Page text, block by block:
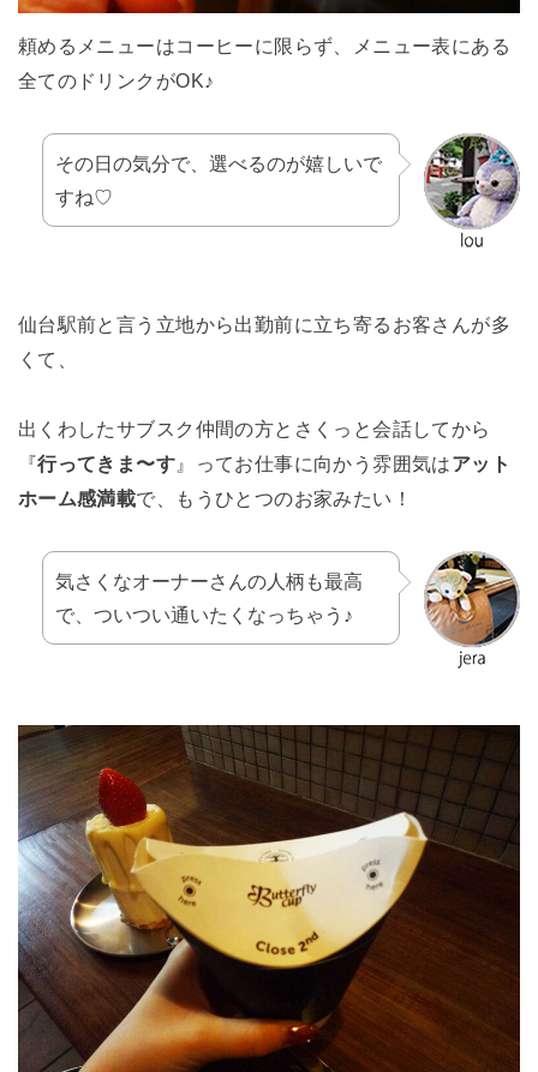
頼めるメニューはコーヒーに限らず、メニュー表にある
全てのドリンクがOK♪
その日の気分で、選べるのが嬉しいで
すね♡
仙台駅前と言う立地から出勤前に立ち寄るお客さんが多
くて、
出くわしたサブスク仲間の方とさくっと会話してから
『行ってきま〜す 』ってお仕事に向かう雰囲気はアット
ホーム感満載で、もうひとつのお家みたい！
気さくなオーナーさんの人柄も最高
で、ついつい通いたくなっちゃう♪